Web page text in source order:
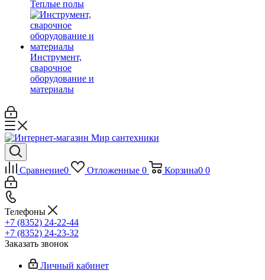
Теплые полы
Инструмент,
сварочное
оборудование и
материалы
Сравнение0 Отложенные 0 Корзина0 0
Телефоны
+7 (8352) 24-22-44
+7 (8352) 24-23-32
Заказать звонок
Личный кабинет